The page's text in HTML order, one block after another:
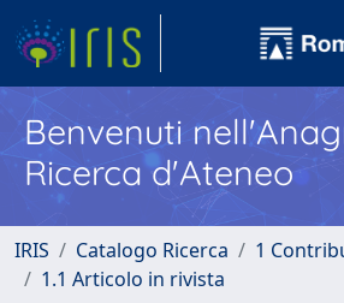
Benvenuti
Ricerca d'Ateneo
IRIS Catalogo Ricerca
1
1.1 Articolo in rivista